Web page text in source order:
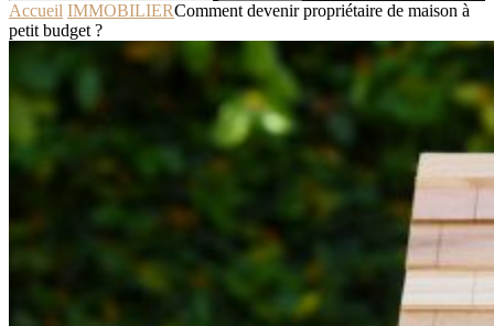
Accueil IMMOBILIERComment devenir propriétaire de maison à
petit budget ?